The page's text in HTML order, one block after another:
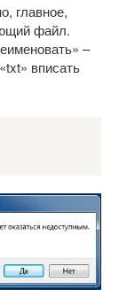
главное,
файл.
–
вписать